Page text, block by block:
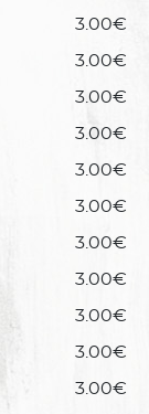
3.00€
3.00€
3.00€
3.00€
3.00€
3.00€
3.00€
3.00€
3.00€
3.00€
3.00€